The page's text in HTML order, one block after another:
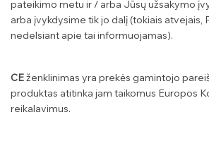
pateikimo metu ir / arba Jūsų užsakymo
arba įvykdysime tik jo dalį (tokiais atvejais,
nedelsiant apie tai informuojamas).
CEženklinimas yra prekės gamintojo
produktas atitinka jam taikomus Europos
reikalavimus.